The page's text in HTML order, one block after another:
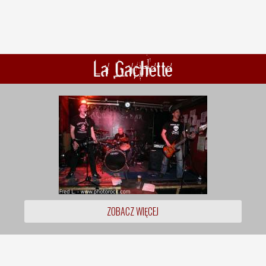
La Gachette
ZOBACZ WIĘCEJ